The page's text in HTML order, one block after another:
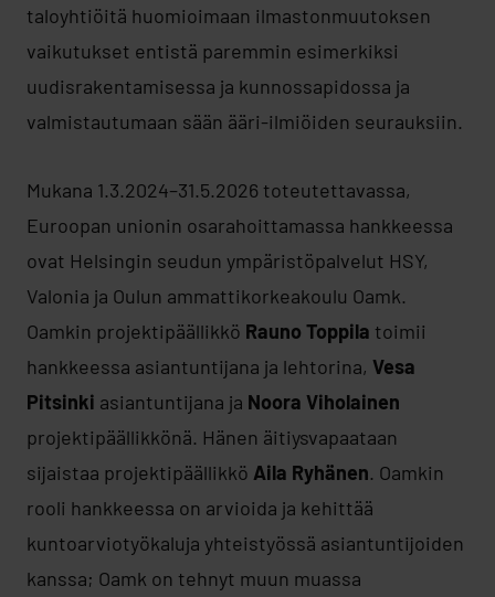
taloyhtiöitä huomioimaan ilmastonmuutoksen
vaikutukset entistä paremmin esimerkiksi
uudisrakentamisessa ja kunnossapidossa ja
valmistautumaan sään ääri-ilmiöiden seurauksiin.
Mukana 1.3.2024–31.5.2026 toteutettavassa,
Euroopan unionin osarahoittamassa hankkeessa
ovat Helsingin seudun ympäristöpalvelut HSY,
Valonia ja Oulun ammattikorkeakoulu Oamk.
Oamkin projektipäällikkö Rauno Toppila toimii
hankkeessa asiantuntijana ja lehtorina, Vesa
Pitsinki asiantuntijana ja Noora Viholainen
projektipäällikkönä. Hänen äitiysvapaataan
sijaistaa projektipäällikkö Aila Ryhänen. Oamkin
rooli hankkeessa on arvioida ja kehittää
kuntoarviotyökaluja yhteistyössä asiantuntijoiden
kanssa; Oamk on tehnyt muun muassa